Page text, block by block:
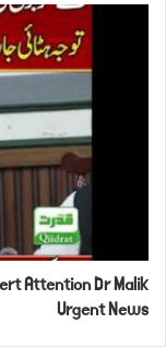
Attention Dr Malik
Urgent News